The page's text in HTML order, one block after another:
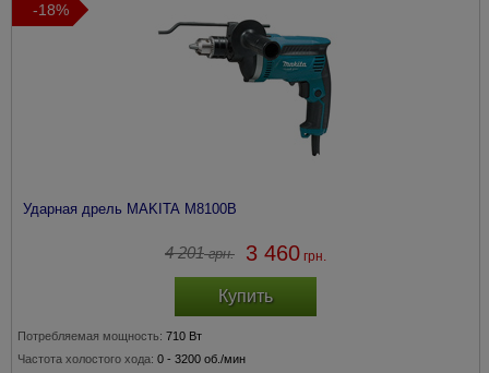
-18%
Ударная дрель MAKITA M8100B
4 201грн. 3 460 грн.
Купить
Потребляемая мощность: 710 Вт
Частота холостого хода: 0 - 3200 об./мин